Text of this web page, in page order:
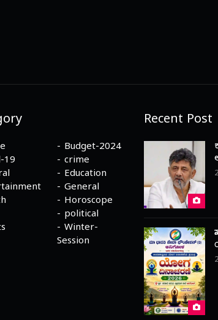
Budget-2024
19
crime
Education
General
Horoscope
political
Winter-
Session
Recent Post